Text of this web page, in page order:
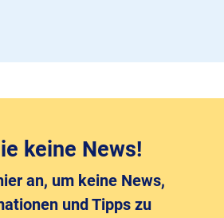
keine News!
an, um keine News,
und Tipps zu